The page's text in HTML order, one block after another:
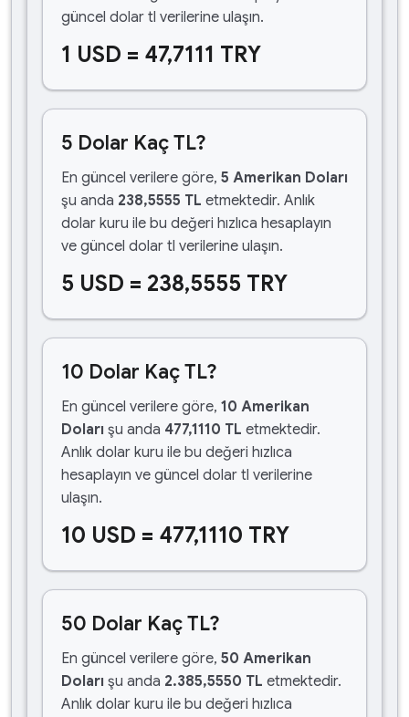
güncel dolar tl verilerine ulaşın.
1 USD = 47,7111 TRY
5 Dolar Kaç TL?
En güncel verilere göre, 5 Amerikan Doları
şu anda 238,5555 TL etmektedir. Anlık
dolar kuru ile bu değeri hızlıca hesaplayın
ve güncel dolar tl verilerine ulaşın.
5 USD = 238,5555 TRY
10 Dolar Kaç TL?
En güncel verilere göre, 10 Amerikan
Doları şu anda 477,1110 TL etmektedir.
Anlık dolar kuru ile bu değeri hızlıca
hesaplayın ve güncel dolar tl verilerine
ulaşın.
10 USD = 477,1110 TRY
50 Dolar Kaç TL?
En güncel verilere göre, 50 Amerikan
Doları şu anda 2.385,5550 TL etmektedir.
Anlık dolar kuru ile bu değeri hızlıca